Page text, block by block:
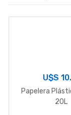
U$S
Papelera
20L